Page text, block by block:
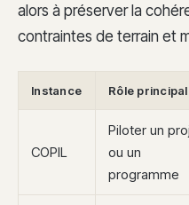
alors à préserver la
contraintes de terrain et
Instance Rôle principal
COPIL
Piloter un
ou un
programme